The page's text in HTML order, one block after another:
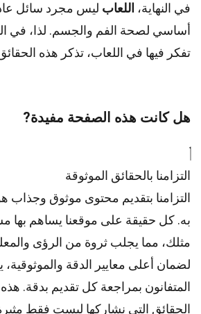
في النهاية، اللعاب ليس مجرد سائل
أساسي لصحة الفم والجسم. لذا، في
تفكر فيها في اللعاب، تذكر هذه
هل كانت هذه الصفحة مفيدة?
التزامنا بالحقائق الموثوقة
التزامنا بتقديم محتوى موثوق
به. كل حقيقة على موقعنا يساهم بها
مثلك، مما يجلب ثروة من الرؤى
لضمان أعلى معايير الدقة والموثوقية،
المتفانون بمراجعة كل تقديم بدقة.
الحقائق التي نشاركها ليست فقط